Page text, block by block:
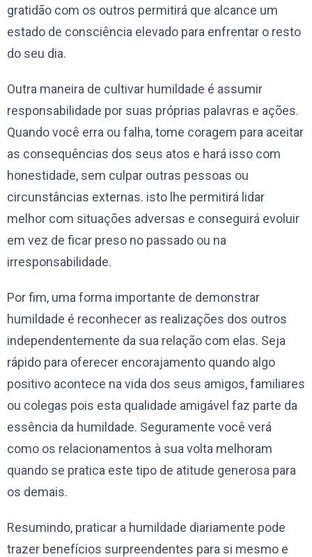
gratidão com os outros permitirá que alcance um
estado de consciência elevado para enfrentar o resto
do seu dia.
Outra maneira de cultivar humildade é assumir
responsabilidade por suas próprias palavras e ações.
Quando você erra ou falha, tome coragem para aceitar
as consequências dos seus atos e hará isso com
honestidade, sem culpar outras pessoas ou
circunstâncias externas. isto lhe permitirá lidar
melhor com situações adversas e conseguirá evoluir
em vez de ficar preso no passado ou na
irresponsabilidade.
Por fim, uma forma importante de demonstrar
humildade é reconhecer as realizações dos outros
independentemente da sua relação com elas. Seja
rápido para oferecer encorajamento quando algo
positivo acontece na vida dos seus amigos, familiares
ou colegas pois esta qualidade amigável faz parte da
essência da humildade. Seguramente você verá
como os relacionamentos à sua volta melhoram
quando se pratica este tipo de atitude generosa para
os demais.
Resumindo, praticar a humildade diariamente pode
trazer benefícios surpreendentes para si mesmo e